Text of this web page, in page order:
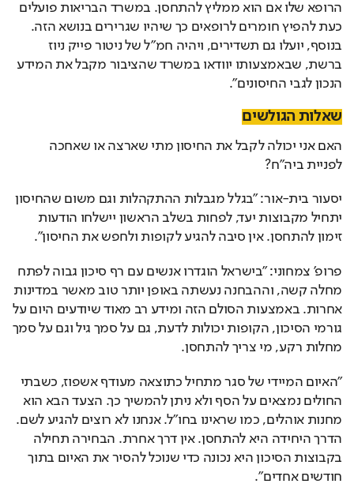
הרופא שלו אם הוא ממליץ להתחסן. במשרד הבריאות פועלים
כעת להפיץ חומרים לרופאים כך שיהיו שגרירים בנושא הזה.
בנוסף, יועלו גם תשדירים, ויהיה חמ"ל של ניטור פייק ניוז
ברשת, שבאמצעותו יוודאו במשרד שהציבור מקבל את המידע
הנכון לגבי החיסונים".
שאלות הגולשים
האם אני יכולה לקבל את החיסון מתי שארצה או שאחכה
לפניית ביה"ח?
יסעור בית-אור: "בגלל מגבלות ההתקהלות וגם משום שהחיסון
יתחיל מקבוצות יעד, לפחות בשלב הראשון יישלחו הודעות
זימון להתחסן. אין סיבה להגיע לקופות ולחפש את החיסון".
פרופ' צמחוני: "בישראל הוגדרו אנשים עם רף סיכון גבוה לפתח
מחלה קשה, וההבחנה נעשתה באופן יותר טוב מאשר במדינות
אחרות. באמצעות הסולם הזה ומידע רב מאוד שיודעים היום על
גורמי הסיכון, הקופות יכולות לדעת, גם על סמך גיל וגם על סמך
מחלות רקע, מי צריך להתחסן.
"האיום המיידי של סגר מתחיל כתוצאה מעודף אשפוז, כשבתי
החולים נמצאים על הסף ולא ניתן להמשיך כך. הצעד הבא הוא
מחנות אוהלים, כמו שראינו בחו"ל. אנחנו לא רוצים להגיע לשם.
הדרך היחידה היא להתחסן. אין דרך אחרת. הבחירה תחילה
בקבוצות הסיכון היא נכונה כדי שנוכל להסיר את האיום בתוך
חודשים אחדים".